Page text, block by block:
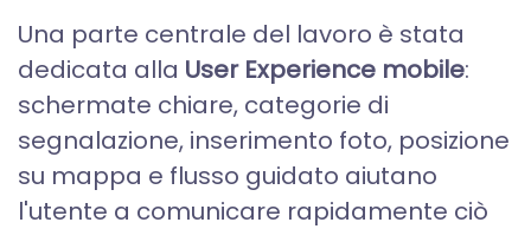
Una parte centrale del lavoro è stata
dedicata alla User Experience mobile:
schermate chiare, categorie di
segnalazione, inserimento foto, posizione
su mappa e flusso guidato aiutano
l'utente a comunicare rapidamente ciò